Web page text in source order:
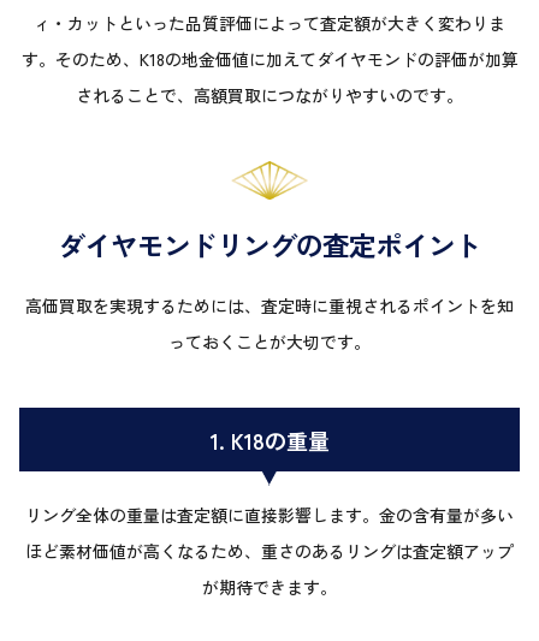
ィ・カットといった品質評価によって査定額が大きく変わりま
す。そのため、K18の地金価値に加えてダイヤモンドの評価が加算
されることで、高額買取につながりやすいのです。
ダイヤモンドリングの査定ポイント
高価買取を実現するためには、査定時に重視されるポイントを知
っておくことが大切です。
1. K18の重量
リング全体の重量は査定額に直接影響します。金の含有量が多い
ほど素材価値が高くなるため、重さのあるリングは査定額アップ
が期待できます。